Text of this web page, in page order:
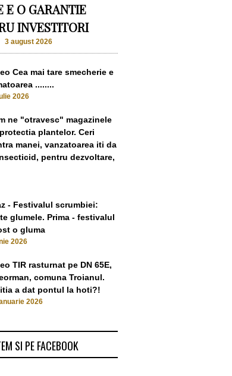
din
au
Video A doua zi de proteste
impotriva coruptiei, la Slatina.
Tinerii isi striga durerea si vor
6 June 2024
E O GARANTIE
INVESTITORI
3 august 2026
Cea mai tare smecherie e
........
2026
ne "otravesc" magazinele
plantelor. Ceri
manei, vanzatoarea iti da
pentru dezvoltare,
- Festivalul scrumbiei:
glumele. Prima - festivalul
o gluma
2026
TIR rasturnat pe DN 65E,
comuna Troianul.
a dat pontul la hoti?!
2026
SI PE FACEBOOK